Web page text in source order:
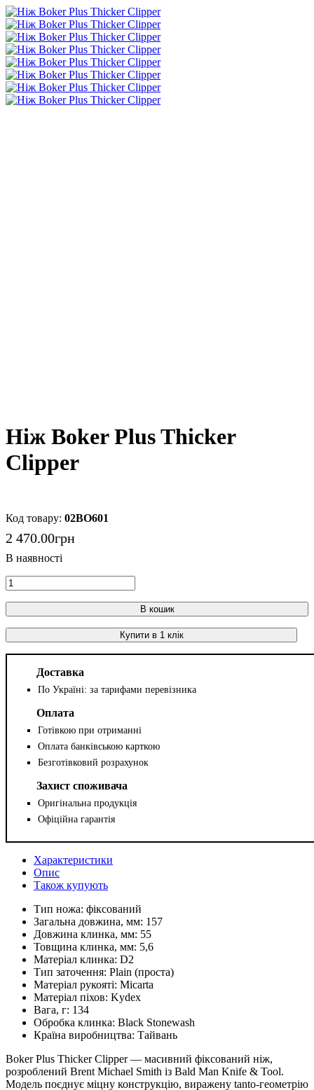
Ніж Boker Plus Thicker
Clipper
02BO601
2 470.00грн
В кошик
Купити в 1 клік
Доставка
По Україні: за тарифами перевізника
Оплата
Готівкою при отриманні
Оплата банківською карткою
Безготівковий розрахунок
Захист споживача
Оригінальна продукція
Офіційна гарантія
Характеристики
Опис
Також купують
Тип ножа: фіксований
Загальна довжина, мм: 157
Довжина клинка, мм: 55
Товщина клинка, мм: 5,6
Матеріал клинка: D2
Тип заточення: Plain (проста)
Матеріал рукояті: Micarta
Матеріал піхов: Kydex
Вага, г: 134
Обробка клинка: Black Stonewash
Країна виробництва: Тайвань
Boker Plus Thicker Clipper — масивний фіксований ніж,
розроблений Brent Michael Smith із Bald Man Knife & Tool.
Модель поєднує міцну конструкцію, виражену tanto-геометрію